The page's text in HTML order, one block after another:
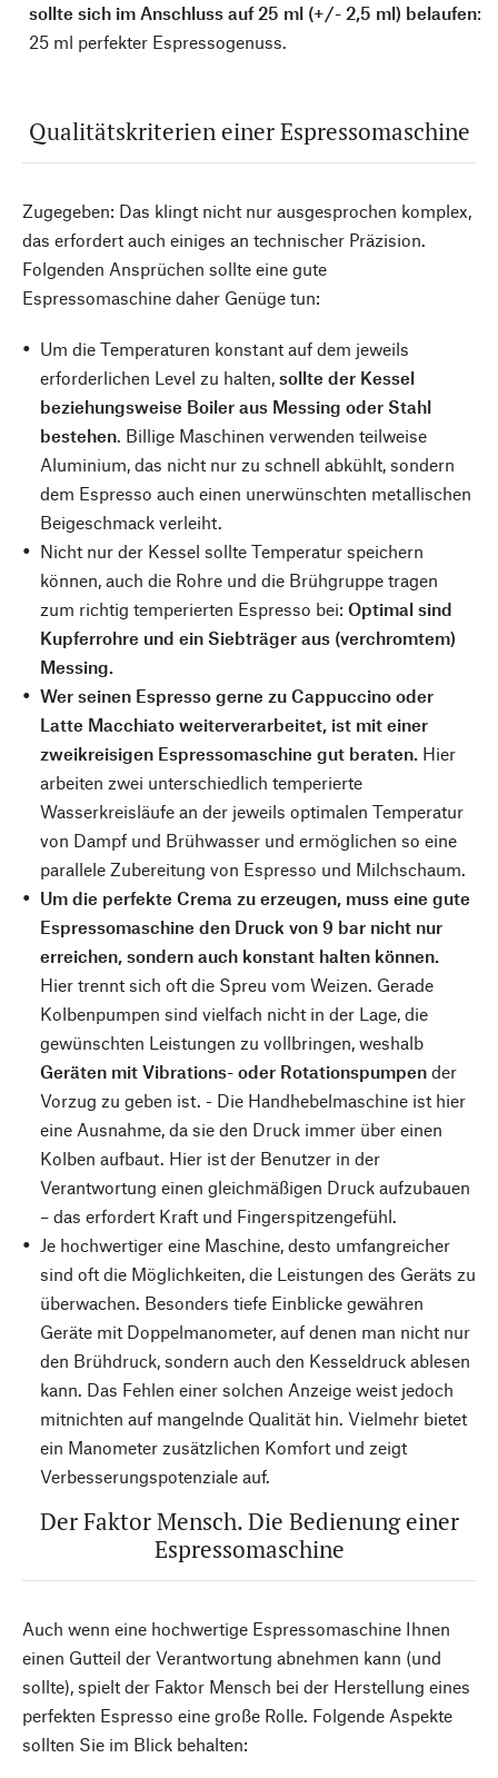
sollte sich im Anschluss auf 25 ml (+/- 2,5 ml) belaufen:
25 ml perfekter Espressogenuss.
Qualitätskriterien einer Espressomaschine
Zugegeben: Das klingt nicht nur ausgesprochen komplex,
das erfordert auch einiges an technischer Präzision.
Folgenden Ansprüchen sollte eine gute
Espressomaschine daher Genüge tun:
Um die Temperaturen konstant auf dem jeweils
erforderlichen Level zu halten, sollte der Kessel
beziehungsweise Boiler aus Messing oder Stahl
bestehen . Billige Maschinen verwenden teilweise
Aluminium, das nicht nur zu schnell abkühlt, sondern
dem Espresso auch einen unerwünschten metallischen
Beigeschmack verleiht.
Nicht nur der Kessel sollte Temperatur speichern
können, auch die Rohre und die Brühgruppe tragen
zum richtig temperierten Espresso bei: Optimal sind
Kupferrohre und ein Siebträger aus (verchromtem)
Messing.
Wer seinen Espresso gerne zu Cappuccino oder
Latte Macchiato weiterverarbeitet, ist mit einer
zweikreisigen Espressomaschine gut beraten. Hier
arbeiten zwei unterschiedlich temperierte
Wasserkreisläufe an der jeweils optimalen Temperatur
von Dampf und Brühwasser und ermöglichen so eine
parallele Zubereitung von Espresso und Milchschaum.
Um die perfekte Crema zu erzeugen, muss eine gute
Espressomaschine den Druck von 9 bar nicht nur
erreichen, sondern auch konstant halten können.
Hier trennt sich oft die Spreu vom Weizen. Gerade
Kolbenpumpen sind vielfach nicht in der Lage, die
gewünschten Leistungen zu vollbringen, weshalb
Geräten mit Vibrations- oder Rotationspumpen der
Vorzug zu geben ist. - Die Handhebelmaschine ist hier
eine Ausnahme, da sie den Druck immer über einen
Kolben aufbaut. Hier ist der Benutzer in der
Verantwortung einen gleichmäßigen Druck aufzubauen
– das erfordert Kraft und Fingerspitzengefühl.
Je hochwertiger eine Maschine, desto umfangreicher
sind oft die Möglichkeiten, die Leistungen des Geräts zu
überwachen. Besonders tiefe Einblicke gewähren
Geräte mit Doppelmanometer, auf denen man nicht nur
den Brühdruck, sondern auch den Kesseldruck ablesen
kann. Das Fehlen einer solchen Anzeige weist jedoch
mitnichten auf mangelnde Qualität hin. Vielmehr bietet
ein Manometer zusätzlichen Komfort und zeigt
Verbesserungspotenziale auf.
Der Faktor Mensch. Die Bedienung einer
Espressomaschine
Auch wenn eine hochwertige Espressomaschine Ihnen
einen Gutteil der Verantwortung abnehmen kann (und
sollte), spielt der Faktor Mensch bei der Herstellung eines
perfekten Espresso eine große Rolle. Folgende Aspekte
sollten Sie im Blick behalten: